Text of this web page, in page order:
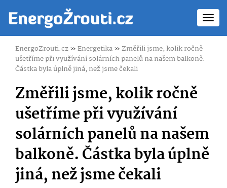
EnergoZrouti.cz»Energetika»Změřili jsme, kolik ročně
ušetříme při využívání solárních panelů na našem balkoně.
Částka byla úplně jiná, než jsme čekali
Změřili jsme, kolik ročně
ušetříme při využívání
solárních panelů na našem
balkoně. Částka byla úplně
jiná, než jsme čekali